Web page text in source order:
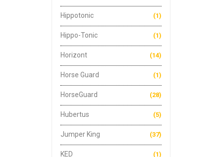
Hippotonic (1)
Hippo-Tonic (1)
Horizont (14)
Horse Guard (1)
HorseGuard (28)
Hubertus (5)
Jumper King (37)
KED (1)